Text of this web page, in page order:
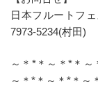
日本フルートフ
7973-5234(村田)
～＊*＊～＊*＊
～＊*＊～＊*＊～